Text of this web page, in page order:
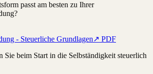
passt am besten zu Ihrer
- Steuerliche Grundlagen↗ PDF
Sie beim Start in die Selbständigkeit steuerlich